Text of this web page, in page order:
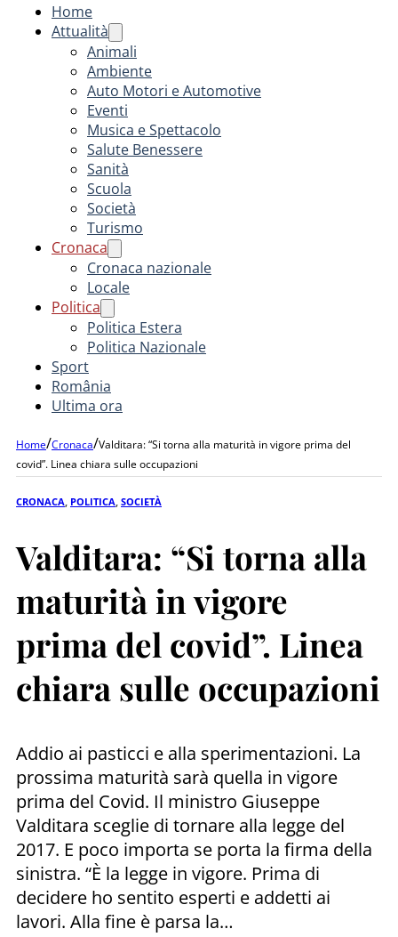
Home
Attualità
Animali
Ambiente
Auto Motori e Automotive
Eventi
Musica e Spettacolo
Salute Benessere
Sanità
Scuola
Società
Turismo
Cronaca
Cronaca nazionale
Locale
Politica
Politica Estera
Politica Nazionale
Sport
România
Ultima ora
Home/Cronaca/Valditara: “Si torna alla maturità in vigore prima del
covid”. Linea chiara sulle occupazioni
CRONACA POLITICA SOCIETÀ
Valditara: “Si torna alla
maturità in vigore
prima del covid”. Linea
chiara sulle occupazioni
Addio ai pasticci e alla sperimentazioni. La
prossima maturità sarà quella in vigore
prima del Covid. Il ministro Giuseppe
Valditara sceglie di tornare alla legge del
2017. E poco importa se porta la firma della
sinistra. “È la legge in vigore. Prima di
decidere ho sentito esperti e addetti ai
lavori. Alla fine è parsa la…